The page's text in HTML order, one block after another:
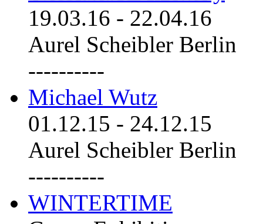
19.03.16 - 22.04.16
Aurel Scheibler Berlin
----------
Michael Wutz
01.12.15 - 24.12.15
Aurel Scheibler Berlin
----------
WINTERTIME